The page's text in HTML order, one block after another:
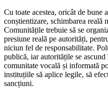
Cu toate acestea, oricât de
conștientizare, schimbarea reală
Comunitățile trebuie să se
presiune reală pe autorități,
niciun fel de responsabilitate.
publică, iar autoritățile se
comunitate vocală și informată
instituțiile să aplice legile, să
sancțiuni.